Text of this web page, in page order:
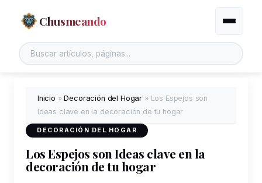
Chusmeando
Buscar en el sitio
Alternar
Inicio »Decoración del Hogar » Los Espejos son
Ideas clave en la decoración de tu hogar
DECORACIÓN DEL HOGAR
Los Espejos son Ideas clave en la
decoración de tu hogar